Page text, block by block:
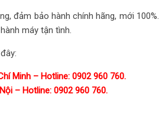
đảm bảo hành chính hãng, mới 100%.
máy tận tình.
Minh – Hotline: 0902 960 760.
– Hotline: 0902 960 760.